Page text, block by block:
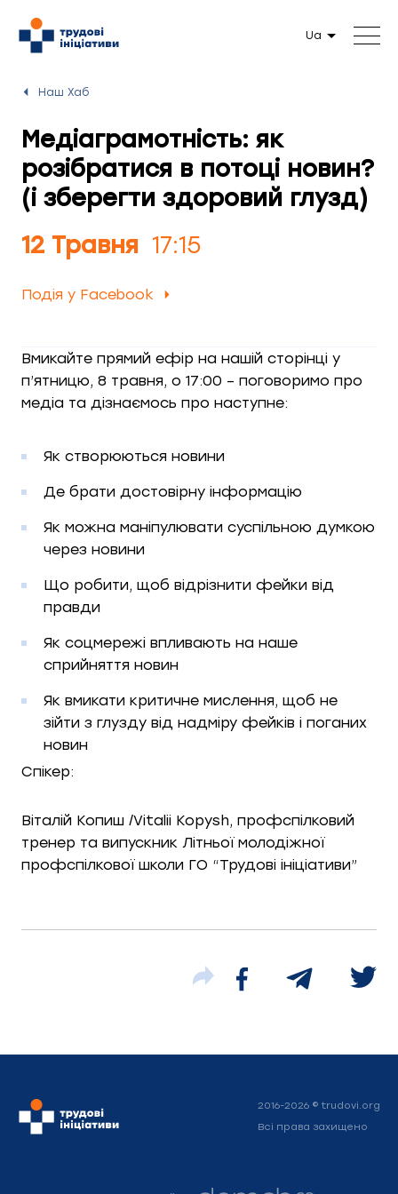
Ua
Наш Хаб
Медіаграмотність: як
розібратися в потоці новин?
(і зберегти здоровий глузд)
12 Травня 17:15
Подія у Facebook
Вмикайте прямий ефір на нашій сторінці у
п’ятницю, 8 травня, о 17:00 – поговоримо про
медіа та дізнаємось про наступне:
Як створюються новини
Де брати достовірну інформацію
Як можна маніпулювати суспільною думкою
через новини
Що робити, щоб відрізнити фейки від
правди
Як соцмережі впливають на наше
сприйняття новин
Як вмикати критичне мислення, щоб не
зійти з глузду від надміру фейків і поганих
новин
Спікер:
Віталій Копиш /Vitalii Kopysh, профспілковий
тренер та випускник Літньої молодіжної
профспілкової школи ГО “Трудові ініціативи”
2016-2026 © trudovi.org
Всі права захищено